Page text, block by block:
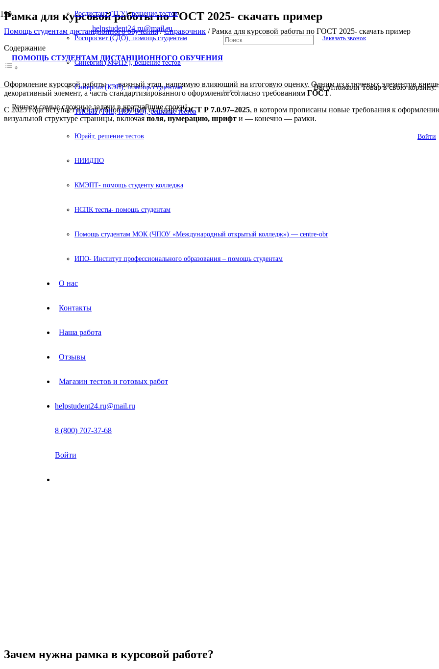
helpstudent24.ru@mail.ru
ПОМОЩЬ СТУДЕНТАМ ДИСТАНЦИОННОГО ОБУЧЕНИЯ
Решаем самые сложные задачи в кратчайшие сроки!
В списке найденных результатов
Заказать звонок
Вы отложилиТоварв свою корзину.
Войти
Росдистант (ТГУ), решение тестов
Роспросвет (СДО), помощь студентам
Синергия (МФПУ), решение тестов
Синергия (КЭП), помощь студентам
ТИСБИ (ТИБ, НОУ ВО), решение тестов
Юрайт, решение тестов
НИИДПО
КМЭПТ- помощь студенту колледжа
НСПК тесты- помощь студентам
Помощь студентам МОК (ЧПОУ «Международный открытый колледж») — centre-obr
ИПО- Институт профессионального образования – помощь студентам
О нас
Контакты
Наша работа
Отзывы
Магазин тестов и готовых работ
helpstudent24.ru@mail.ru
8 (800) 707-37-68
Войти
Рамка для курсовой работы по ГОСТ 2025- скачать пример
Помощь студентам дистанционного обучения/Справочник /Рамка для курсовой работы по ГОСТ 2025- скачать пример
Содержание
Оформление курсовой работы — важный этап, напрямую влияющий на итоговую оценку. Одним из ключевых элементов
декоративный элемент, а часть стандартизированного оформления согласно требованиям ГОСТ.
С 2025 года вступает в силу обновлённый стандартГОСТ Р 7.0.97–2025, в котором прописаны новые требования к
визуальной структуре страницы, включая поля, нумерацию, шрифт и — конечно — рамки.
Зачем нужна рамка в курсовой работе?